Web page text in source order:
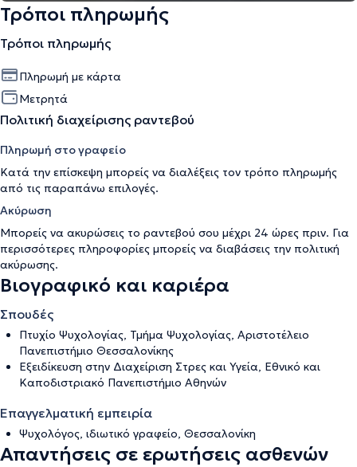
Τρόποι πληρωμής
Τρόποι πληρωμής
Πληρωμή με κάρτα
Μετρητά
Πολιτική διαχείρισης ραντεβού
Πληρωμή στο γραφείο
Κατά την επίσκεψη μπορείς να διαλέξεις τον τρόπο πληρωμής
από τις παραπάνω επιλογές.
Ακύρωση
Μπορείς να ακυρώσεις το ραντεβού σου μέχρι 24 ώρες πριν. Για
περισσότερες πληροφορίες μπορείς να διαβάσεις την πολιτική
ακύρωσης.
Βιογραφικό και καριέρα
Σπουδές
Πτυχίο Ψυχολογίας, Τμήμα Ψυχολογίας, Αριστοτέλειο
Πανεπιστήμιο Θεσσαλονίκης
Εξειδίκευση στην Διαχείριση Στρες και Υγεία, Εθνικό και
Καποδιστριακό Πανεπιστήμιο Αθηνών
Επαγγελματική εμπειρία
Ψυχολόγος, ιδιωτικό γραφείο, Θεσσαλονίκη
Απαντήσεις σε ερωτήσεις ασθενών